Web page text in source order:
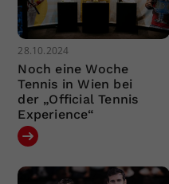
28.10.2024
Noch eine Woche
Tennis in Wien bei
der „Official Tennis
Experience“